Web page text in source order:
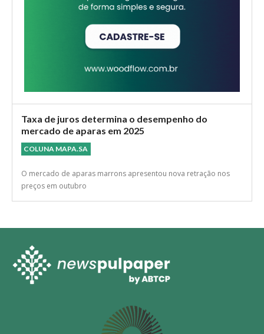
Taxa de juros determina o desempenho do
mercado de aparas em 2025
COLUNA MAPA.SA
O mercado de aparas marrons apresentou nova retração nos
preços em outubro